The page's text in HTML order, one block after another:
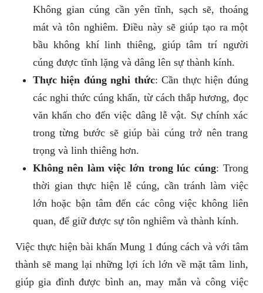
Không gian cúng cần yên tĩnh, sạch sẽ, thoáng
mát và tôn nghiêm. Điều này sẽ giúp tạo ra một
bầu không khí linh thiêng, giúp tâm trí người
cúng được tĩnh lặng và dâng lên sự thành kính.
Thực hiện đúng nghi thức: Cần thực hiện đúng
các nghi thức cúng khấn, từ cách thắp hương, đọc
văn khấn cho đến việc dâng lễ vật. Sự chính xác
trong từng bước sẽ giúp bài cúng trở nên trang
trọng và linh thiêng hơn.
Không nên làm việc lớn trong lúc cúng: Trong
thời gian thực hiện lễ cúng, cần tránh làm việc
lớn hoặc bận tâm đến các công việc không liên
quan, để giữ được sự tôn nghiêm và thành kính.
Việc thực hiện bài khấn Mung 1 đúng cách và với tâm
thành sẽ mang lại những lợi ích lớn về mặt tâm linh,
giúp gia đình được bình an, may mắn và công việc